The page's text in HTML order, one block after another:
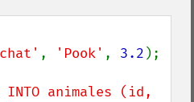
, 'Pook' , 3.2 );
INTO animales (id,